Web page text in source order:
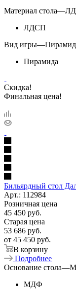
Материал стола—
ЛДСП
Вид игры—
Пирамида
Скидка!
Финальная цена!
Бильярдный стол
Арт.: 112984
Розничная цена
45 450 руб.
Старая цена
53 686 руб.
от 45 450 руб.
В корзину
Подробнее
Основание стола—
МДФ